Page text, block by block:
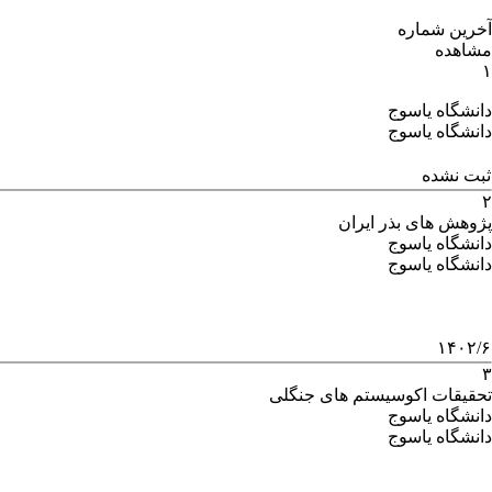
آخرین شماره
مشاهده
۱
دانشگاه یاسوج
دانشگاه یاسوج
ثبت نشده
۲
پژوهش های بذر ایران
دانشگاه یاسوج
دانشگاه یاسوج
۱۴۰۲/۶
۳
تحقیقات اکوسیستم های جنگلی
دانشگاه یاسوج
دانشگاه یاسوج